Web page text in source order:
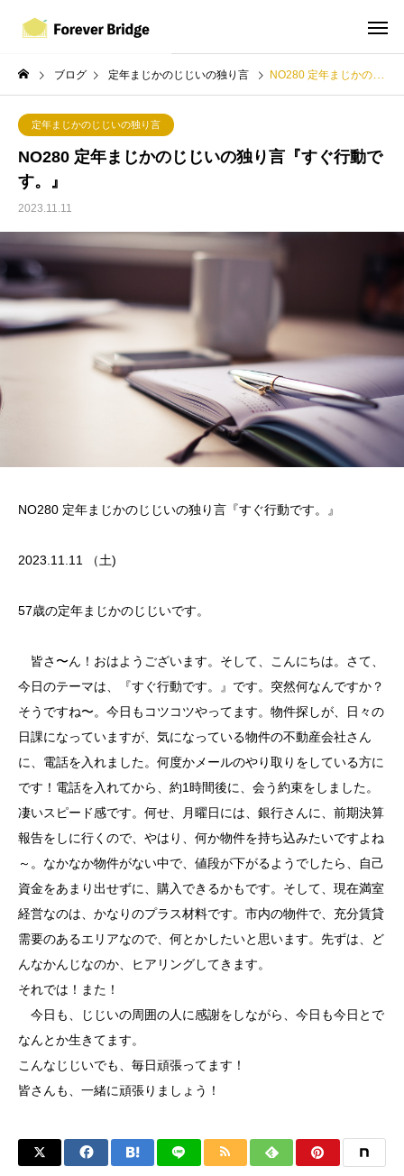
ブログ 定年まじかのじじいの独り言 NO280 定年まじかのじじいの独り言『すぐ行動です。』
定年まじかのじじいの独り言
NO280 定年まじかのじじいの独り言『すぐ行動で
す。』
2023.11.11
NO280 定年まじかのじじいの独り言『すぐ行動です。』
2023.11.11 （土)
57歳の定年まじかのじじいです。
皆さ〜ん！おはようございます。そして、こんにちは。さて、
今日のテーマは、『すぐ行動です。』です。突然何なんですか？
そうですね〜。今日もコツコツやってます。物件探しが、日々の
日課になっていますが、気になっている物件の不動産会社さん
に、電話を入れました。何度かメールのやり取りをしている方に
です！電話を入れてから、約1時間後に、会う約束をしました。
凄いスピード感です。何せ、月曜日には、銀行さんに、前期決算
報告をしに行くので、やはり、何か物件を持ち込みたいですよね
～。なかなか物件がない中で、値段が下がるようでしたら、自己
資金をあまり出せずに、購入できるかもです。そして、現在満室
経営なのは、かなりのプラス材料です。市内の物件で、充分賃貸
需要のあるエリアなので、何とかしたいと思います。先ずは、ど
んなかんじなのか、ヒアリングしてきます。
それでは！また！
今日も、じじいの周囲の人に感謝をしながら、今日も今日とで
なんとか生きてます。
こんなじじいでも、毎日頑張ってます！
皆さんも、一緒に頑張りましょう！